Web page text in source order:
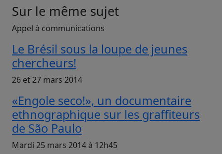
Sur le même sujet
Appel à communications
Le Brésil sous la loupe de jeunes
chercheurs!
26 et 27 mars 2014
«Engole seco!», un documentaire
ethnographique sur les graffiteurs
de São Paulo
Mardi 25 mars 2014 à 12h45